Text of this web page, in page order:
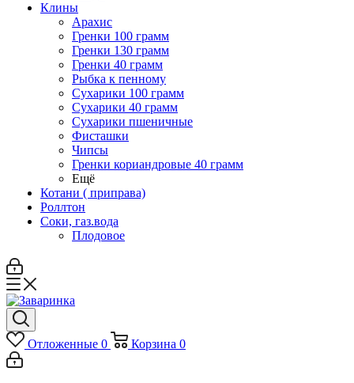
Клины
Арахис
Гренки 100 грамм
Гренки 130 грамм
Гренки 40 грамм
Рыбка к пенному
Сухарики 100 грамм
Сухарики 40 грамм
Сухарики пшеничные
Фисташки
Чипсы
Гренки кориандровые 40 грамм
Ещё
Котани ( приправа)
Роллтон
Соки, газ.вода
Плодовое
Отложенные 0 Корзина 0